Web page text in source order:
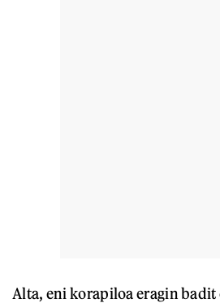
Alta, eni korapiloa eragin badit